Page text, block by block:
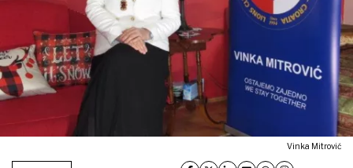
Vinka Mitrović